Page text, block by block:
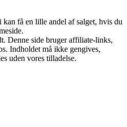
få en lille andel af salget, hvis du
Denne side bruger affiliate-links,
Indholdet må ikke gengives,
uden vores tilladelse.